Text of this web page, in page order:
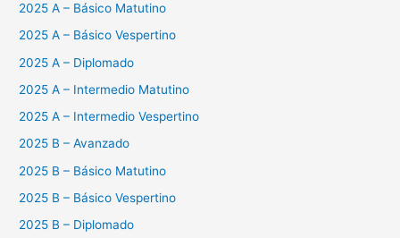
2025 A – Básico Matutino
2025 A – Básico Vespertino
2025 A – Diplomado
2025 A – Intermedio Matutino
2025 A – Intermedio Vespertino
2025 B – Avanzado
2025 B – Básico Matutino
2025 B – Básico Vespertino
2025 B – Diplomado